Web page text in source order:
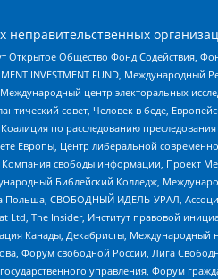
Открытое Общество Фонд Содействия,
INVESTMENT FUND,
центр электоральных
совет, Человек в беде,
по расследованию
Европы, Центр либеральной
свободы информации, Проект
Библейский Колледж,
Польша, СВОБОДНЫЙ ИДЕЛЬ-УРАЛ,
Ltd, The Insider, Институт правовой
Канады, Декабристы,
Форум свободной России, Лига
управления, Форум